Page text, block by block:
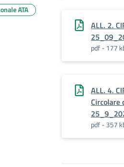
ALL. 2.
pdf - 177
ALL. 4.
Circolare
pdf - 357
ATA